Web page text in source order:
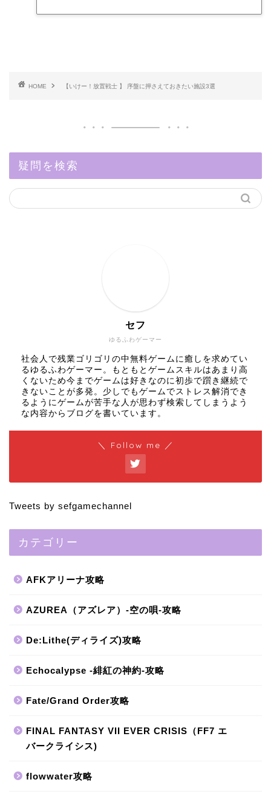
HOME 【いけー！放置戦士 】 序盤に押さえておきたい施設3選
疑問を検索
ゆるふわゲーマー
セフ
社会人で残業ゴリゴリの中無料ゲームに癒しを求めてい
るゆるふわゲーマー。もともとゲームスキルはあまり高
くないため今までゲームは好きなのに初歩で躓き継続で
きないことが多発。少しでもゲームでストレス解消でき
るようにゲームが苦手な人が思わず検索してしまうよう
な内容からブログを書いています。
＼ Follow me ／
Tweets by sefgamechannel
カテゴリー
AFKアリーナ攻略
AZUREA（アズレア）-空の唄-攻略
De:Lithe(ディライズ)攻略
Echocalypse -緋紅の神約-攻略
Fate/Grand Order攻略
FINAL FANTASY VII EVER CRISIS（FF7 エ
バークライシス)
flowwater攻略